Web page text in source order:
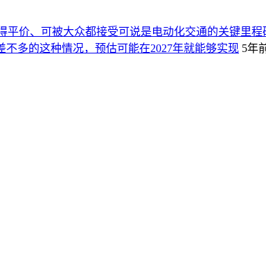
平价、可被大众都接受可说是电动化交通的关键里
不多的这种情况，预估可能在2027年就能够实现 5年